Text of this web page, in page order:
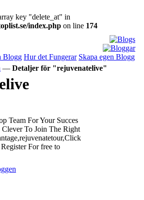
key "delete_at" in
index.php on line 174
Blogg Hur det Fungerar Skapa egen Blogg
— Detaljer för "rejuvenatelive"
Team For Your Succes
To Join The Right
For free to